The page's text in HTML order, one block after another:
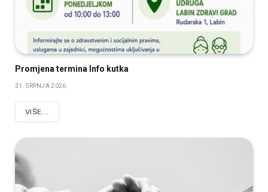
Promjena termina Info kutka
31. SRPNJA 2026.
VIŠE...